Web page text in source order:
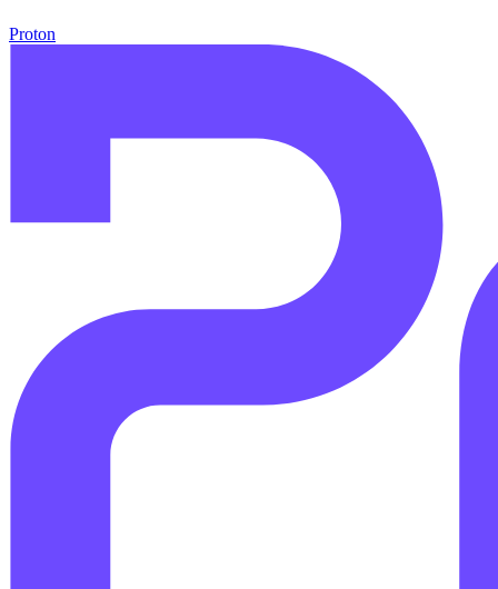
Proton